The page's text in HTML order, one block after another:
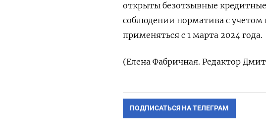
открыты безотзывные
соблюдении норматива с учетом
применяться с 1 марта 2024 года.
(Елена Фабричная. Редактор
ПОДПИСАТЬСЯ НА ТЕЛЕГРАМ